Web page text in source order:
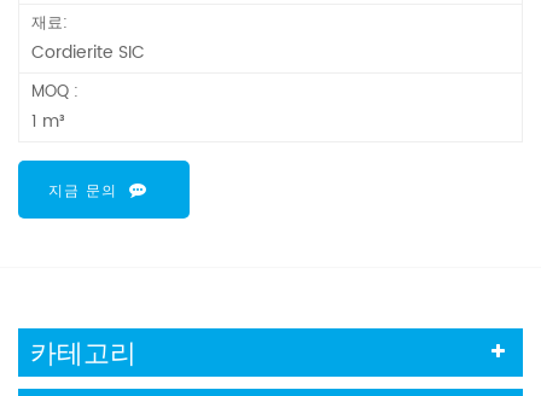
재료:
Cordierite SIC
MOQ :
1 m³
지금 문의
카테고리